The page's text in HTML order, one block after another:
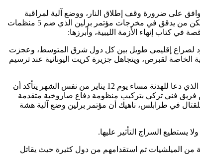
على ضرورة وقف إطلاق النار، ووضع آلية لمراقبة
الأوضاع الميدانية لمنع تجدد العمليات العسكرية الكبيرة، وتوافقت الدول على طرح " خريطة طريق " تقودها الأمم المتحدة لوقف الصراع في ليبيا، لكن من يدقق في مخرجات مؤتمر برلين الذي ضم 5 منظمات
تقود لصراع إقليمي طويل بين كل دول شرق المتوسط، وعجزت
الخاصة لقبرص، ويتجاهل جزيرة كريت اليونانية عند ترسيم
2- اكتفى المجتمعون في برلين بالمطالبة بوقف التدخلات الخارجية، ومن يراجع الأيام الفاصلة بين مؤتمر برلين يوم 19 يناير 2020م، واجتماع موسكو الذي دعا للهدنة مساء يوم 12 يناير من نفس الشهر يتأكد أن
من 3500 مرتزق من سوريا لليبيا بشكل علني، كما قام فريق فني تركي بتركيب منظومة دفاع صاروخية متقدمة
السوريين للقتال في طرابلس، ناهيك أن مؤتمر برلين وضع آلية هشة
المنتخب، والذي حرر 95 % من الأراضي الليبية، وبين مجموعة من الميلشيات تم استقدامهم من دول كثيرة حيث يقاتل